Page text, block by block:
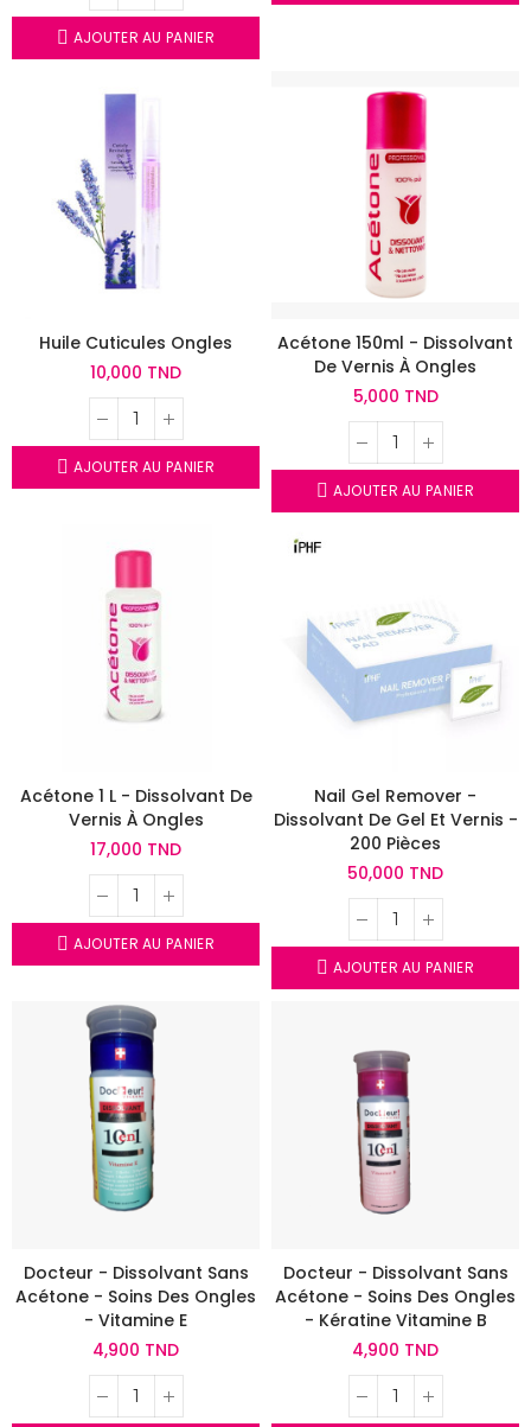
AJOUTER AU PANIER
Huile Cuticules Ongles
10,000 TND
AJOUTER AU PANIER
Acétone 150ml - Dissolvant
De Vernis À Ongles
5,000 TND
AJOUTER AU PANIER
Acétone 1 L - Dissolvant De
Vernis À Ongles
17,000 TND
AJOUTER AU PANIER
Nail Gel Remover -
Dissolvant De Gel Et Vernis -
200 Pièces
50,000 TND
AJOUTER AU PANIER
Docteur - Dissolvant Sans
Acétone - Soins Des Ongles
- Vitamine E
4,900 TND
Docteur - Dissolvant Sans
Acétone - Soins Des Ongles
- Kératine Vitamine B
4,900 TND